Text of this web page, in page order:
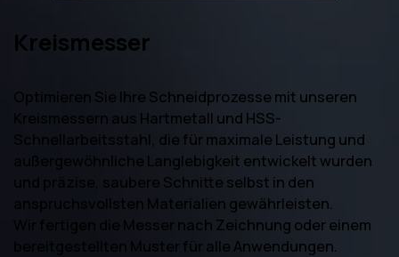
Kreismesser
Optimieren Sie Ihre Schneidprozesse mit unseren
Kreismessern aus Hartmetall und HSS-
Schnellarbeitsstahl, die für maximale Leistung und
außergewöhnliche Langlebigkeit entwickelt wurden
und präzise, saubere Schnitte selbst in den
anspruchsvollsten Materialien gewährleisten.
Wir fertigen die Messer nach Zeichnung oder einem
bereitgestellten Muster für alle Anwendungen.